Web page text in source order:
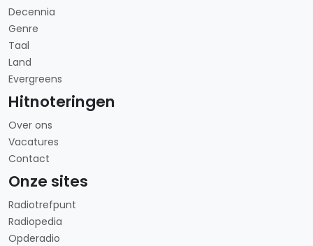
Decennia
Genre
Taal
Land
Evergreens
Hitnoteringen
Over ons
Vacatures
Contact
Onze sites
Radiotrefpunt
Radiopedia
Opderadio